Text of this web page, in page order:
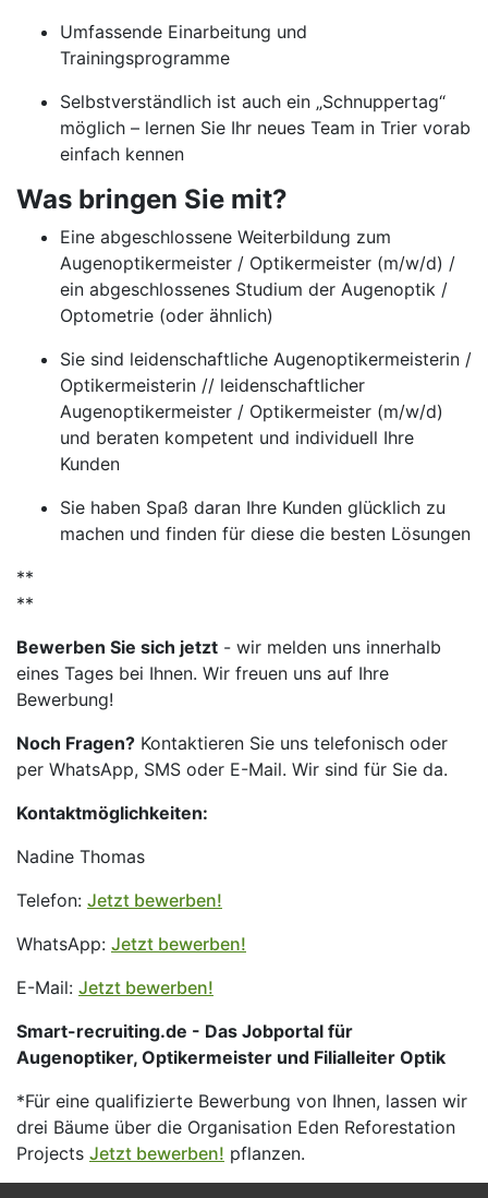
Umfassende Einarbeitung und
Trainingsprogramme
Selbstverständlich ist auch ein „Schnuppertag“
möglich – lernen Sie Ihr neues Team in Trier vorab
einfach kennen
Was bringen Sie mit?
Eine abgeschlossene Weiterbildung zum
Augenoptikermeister / Optikermeister (m/w/d) /
ein abgeschlossenes Studium der Augenoptik /
Optometrie (oder ähnlich)
Sie sind leidenschaftliche Augenoptikermeisterin /
Optikermeisterin // leidenschaftlicher
Augenoptikermeister / Optikermeister (m/w/d)
und beraten kompetent und individuell Ihre
Kunden
Sie haben Spaß daran Ihre Kunden glücklich zu
machen und finden für diese die besten Lösungen
**
**
Bewerben Sie sich jetzt - wir melden uns innerhalb
eines Tages bei Ihnen. Wir freuen uns auf Ihre
Bewerbung!
Noch Fragen? Kontaktieren Sie uns telefonisch oder
per WhatsApp, SMS oder E-Mail. Wir sind für Sie da.
Kontaktmöglichkeiten:
Nadine Thomas
Telefon: Jetzt bewerben!
WhatsApp: Jetzt bewerben!
E-Mail: Jetzt bewerben!
Smart-recruiting.de - Das Jobportal für
Augenoptiker, Optikermeister und Filialleiter Optik
*Für eine qualifizierte Bewerbung von Ihnen, lassen wir
drei Bäume über die Organisation Eden Reforestation
Projects Jetzt bewerben! pflanzen.